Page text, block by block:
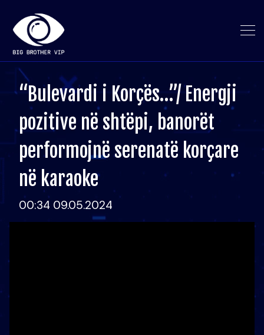
“Bulevardi i Korçës…”/ Energji
pozitive në shtëpi, banorët
performojnë serenatë korçare
në karaoke
00:34 09.05.2024